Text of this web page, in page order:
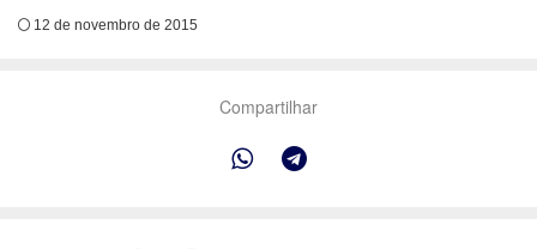
12 de novembro de 2015
Compartilhar